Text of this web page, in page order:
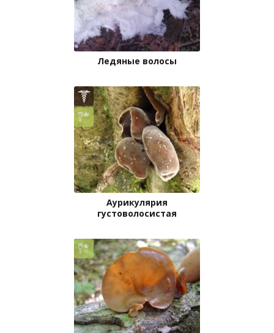
Ледяные волосы
Аурикулярия
густоволосистая